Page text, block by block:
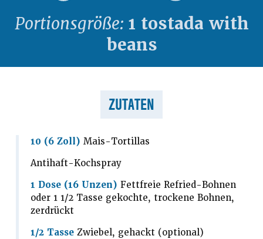
Portionsgröße: 1 tostada with
beans
ZUTATEN
10 (6 Zoll) Mais-Tortillas
Antihaft-Kochspray
1 Dose (16 Unzen) Fettfreie Refried-Bohnen
oder 1 1/2 Tasse gekochte, trockene Bohnen,
zerdrückt
1/2 Tasse Zwiebel, gehackt (optional)